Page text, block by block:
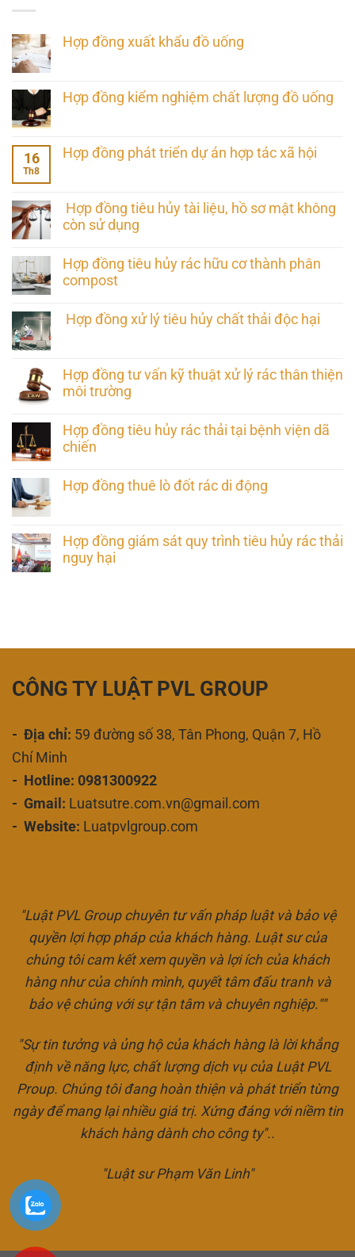
Hợp đồng xuất khẩu đồ uống
Hợp đồng kiểm nghiệm chất lượng đồ uống
16
Th8
Hợp đồng phát triển dự án hợp tác xã hội
Hợp đồng tiêu hủy tài liệu, hồ sơ mật không
còn sử dụng
Hợp đồng tiêu hủy rác hữu cơ thành phân
compost
Hợp đồng xử lý tiêu hủy chất thải độc hại
Hợp đồng tư vấn kỹ thuật xử lý rác thân thiện
môi trường
Hợp đồng tiêu hủy rác thải tại bệnh viện dã
chiến
Hợp đồng thuê lò đốt rác di động
Hợp đồng giám sát quy trình tiêu hủy rác thải
nguy hại
CÔNG TY LUẬT PVL GROUP
- Địa chỉ: 59 đường số 38, Tân Phong, Quận 7, Hồ
Chí Minh
- Hotline: 0981300922
- Gmail: Luatsutre.com.vn@gmail.com
- Website: Luatpvlgroup.com
"Luật PVL Group chuyên tư vấn pháp luật và bảo vệ
quyền lợi hợp pháp của khách hàng. Luật sư của
chúng tôi cam kết xem quyền và lợi ích của khách
hàng như của chính mình, quyết tâm đấu tranh và
bảo vệ chúng với sự tận tâm và chuyên nghiệp.""
"Sự tin tưởng và ủng hộ của khách hàng là lời khẳng
định về năng lực, chất lượng dịch vụ của Luật PVL
Proup. Chúng tôi đang hoàn thiện và phát triển từng
ngày để mang lại nhiều giá trị. Xứng đáng với niềm tin
khách hàng dành cho công ty"..
"Luật sư Phạm Văn Linh"